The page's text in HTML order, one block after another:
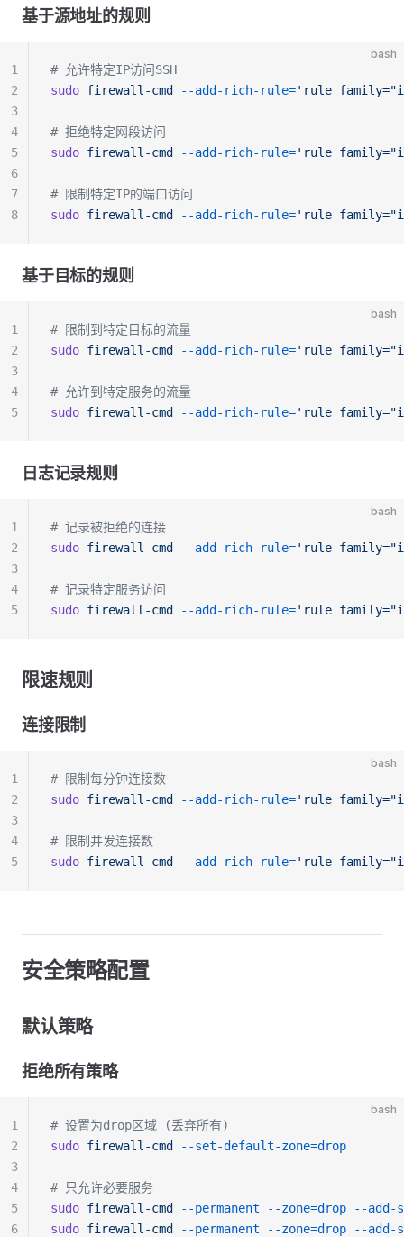
基于源地址的规则
bash
# 允许特定IP访问SSH
sudo firewall-cmd --add-rich-rule='rule
# 拒绝特定网段访问
sudo firewall-cmd --add-rich-rule='rule
# 限制特定IP的端口访问
sudo firewall-cmd --add-rich-rule='rule
1
2
3
4
5
6
7
8
基于目标的规则
bash
# 限制到特定目标的流量
sudo firewall-cmd --add-rich-rule='rule
# 允许到特定服务的流量
sudo firewall-cmd --add-rich-rule='rule
1
2
3
4
5
日志记录规则
bash
# 记录被拒绝的连接
sudo firewall-cmd --add-rich-rule='rule
# 记录特定服务访问
sudo firewall-cmd --add-rich-rule='rule
1
2
3
4
5
限速规则
连接限制
bash
# 限制每分钟连接数
sudo firewall-cmd --add-rich-rule='rule
# 限制并发连接数
sudo firewall-cmd --add-rich-rule='rule
1
2
3
4
5
安全策略配置
默认策略
拒绝所有策略
bash
# 设置为drop区域 (丢弃所有)
sudo firewall-cmd --set-default-zone=drop
# 只允许必要服务
sudo firewall-cmd --permanent --zone=drop --add-
sudo firewall-cmd --permanent --zone=drop --add-
1
2
3
4
5
6